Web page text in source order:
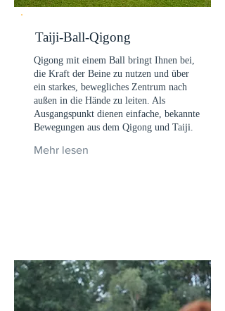
Taiji-Ball-Qigong
Qigong mit einem Ball bringt Ihnen bei,
die Kraft der Beine zu nutzen und über
ein starkes, bewegliches Zentrum nach
außen in die Hände zu leiten. Als
Ausgangspunkt dienen einfache, bekannte
Bewegungen aus dem Qigong und Taiji.
Mehr lesen